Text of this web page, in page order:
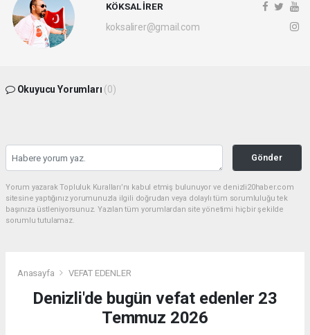
KÖKSAL İRER
koksalirer@gmail.com
Okuyucu Yorumları (0)
Gönder
Yorum yazarak Topluluk Kuralları’nı kabul etmiş bulunuyor ve denizli20haber.com
sitesine yaptığınız yorumunuzla ilgili doğrudan veya dolaylı tüm sorumluluğu tek
başınıza üstleniyorsunuz. Yazılan tüm yorumlardan site yönetimi hiçbir şekilde
sorumlu tutulamaz.
Anasayfa VEFAT EDENLER
Denizli'de bugün vefat edenler 23
Temmuz 2026